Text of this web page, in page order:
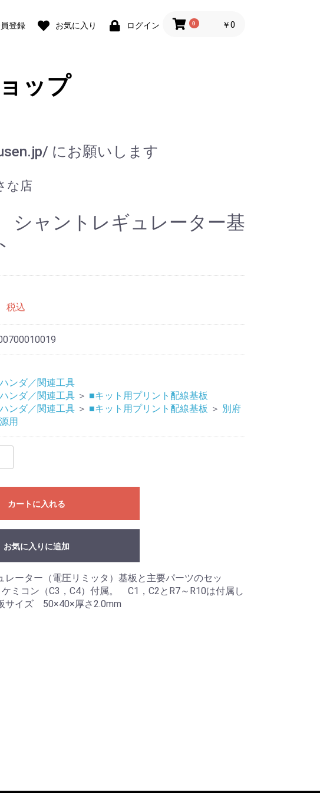
登録 お気に入り ログイン 0 ￥0
ップ
にお願いします
な店
シャントレギュレーター基
税込
ンダ／関連工具
ンダ／関連工具 ＞ ■キット用プリント配線基板
ンダ／関連工具 ＞ ■キット用プリント配線基板 ＞ 別府
用
カートに入れる
お気に入りに追加
レーター（電圧リミッタ）基板と主要パーツのセッ
ミコン（C3，C4）付属。 C1，C2とR7～R10は付属し
サイズ 50×40×厚さ2.0mm